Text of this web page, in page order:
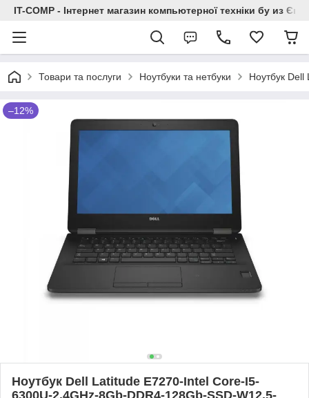
IT-COMP - Інтернет магазин компьютерної техніки бу из
Товари та послуги Ноутбуки та нетбуки Ноутбук
–12%
Ноутбук Dell Latitude E7270-Intel Core-I5-
6300U-2.4GHz-8Gb-DDR4-128Gb-SSD-W12.5-